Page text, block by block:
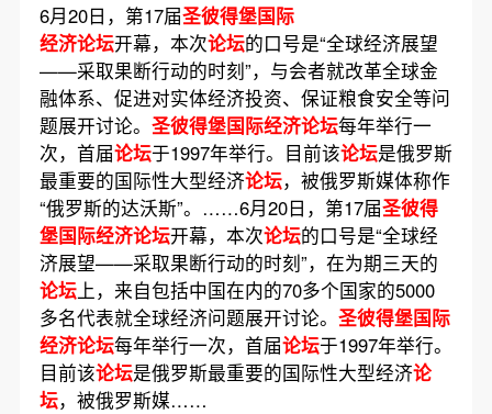
6月20日，第17届圣彼得堡国际
经济论坛开幕，本次论坛的口号是“全球经济展望
——采取果断行动的时刻”，与会者就改革全球金
融体系、促进对实体经济投资、保证粮食安全等问
题展开讨论。 圣彼得堡国际经济论坛每年举行一
次，首届论坛于1997年举行。目前该论坛是俄罗斯
最重要的国际性大型经济论坛，被俄罗斯媒体称作
“俄罗斯的达沃斯”。……6月20日，第17届圣彼得
堡国际经济论坛开幕，本次论坛的口号是“全球经
济展望——采取果断行动的时刻”，在为期三天的
论坛上，来自包括中国在内的70多个国家的5000
多名代表就全球经济问题展开讨论。 圣彼得堡国际
经济论坛每年举行一次，首届论坛于1997年举行。
目前该论坛是俄罗斯最重要的国际性大型经济论
坛，被俄罗斯媒……